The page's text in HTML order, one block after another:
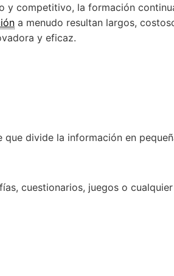
y competitivo, la formación
a menudo resultan largos,
y eficaz.
divide la información en
cuestionarios, juegos o